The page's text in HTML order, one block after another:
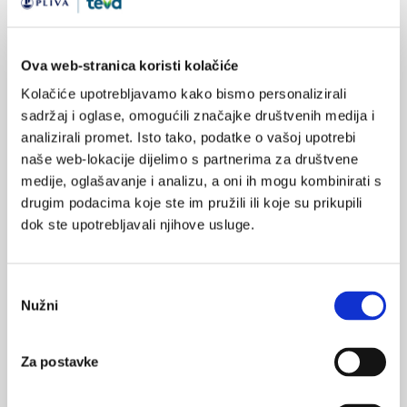
Ova web-stranica koristi kolačiće
Kolačiće upotrebljavamo kako bismo personalizirali
sadržaj i oglase, omogućili značajke društvenih medija i
analizirali promet. Isto tako, podatke o vašoj upotrebi
naše web-lokacije dijelimo s partnerima za društvene
medije, oglašavanje i analizu, a oni ih mogu kombinirati s
drugim podacima koje ste im pružili ili koje su prikupili
dok ste upotrebljavali njihove usluge.
pristanka
Nužni
Za postavke
operativni zahvat
hitna služba
POVRATAK
NA VRH
Jedna od sedam starijih osoba umire u prvih godinu
02.03.2023.